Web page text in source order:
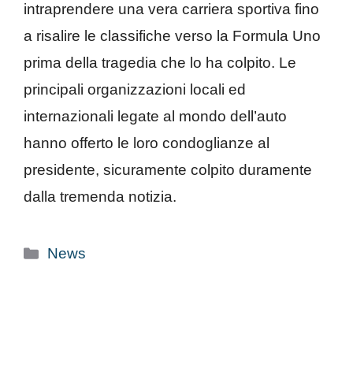
intraprendere una vera carriera sportiva fino
a risalire le classifiche verso la Formula Uno
prima della tragedia che lo ha colpito. Le
principali organizzazioni locali ed
internazionali legate al mondo dell’auto
hanno offerto le loro condoglianze al
presidente, sicuramente colpito duramente
dalla tremenda notizia.
Categorie
News